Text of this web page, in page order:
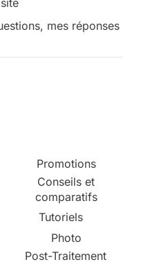
mes réponses
Promotions
Conseils et
comparatifs
Tutoriels
Photo
Post-Traitement